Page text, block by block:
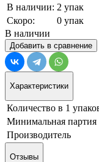
В наличии: 2 упак
Скоро:
0 упак
В наличии
Добавить в сравнение
Характеристики
Количество в 1
Минимальная партия
Производитель
Отзывы